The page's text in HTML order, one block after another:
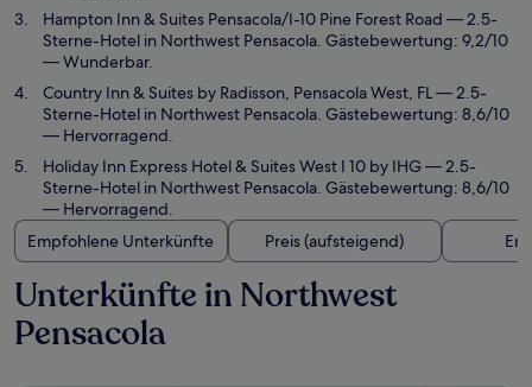
Hampton Inn & Suites Pensacola/I-10 Pine Forest Road — 2.5-
Sterne-Hotel in Northwest Pensacola. Gästebewertung: 9,2/10
— Wunderbar.
Country Inn & Suites by Radisson, Pensacola West, FL— 2.5-
Sterne-Hotel in Northwest Pensacola. Gästebewertung: 8,6/10
— Hervorragend.
Holiday Inn Express Hotel & Suites West I 10 by IHG— 2.5-
Sterne-Hotel in Northwest Pensacola. Gästebewertung: 8,6/10
— Hervorragend.
Empfohlene Unterkünfte
Preis (aufsteigend)
Unterkünfte in Northwest
Pensacola